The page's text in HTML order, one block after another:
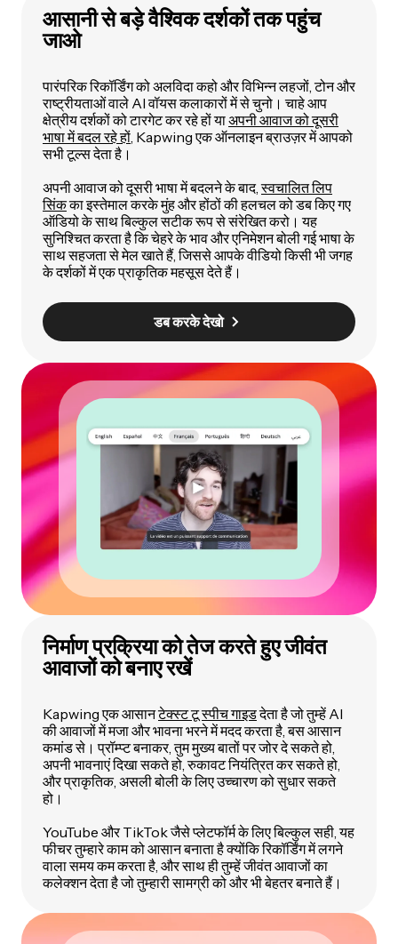
आसानी से बड़े वैश्विक दर्शकों तक पहुंच
जाओ
पारंपरिक रिकॉर्डिंग को अलविदा कहो और विभिन्न लहजों, टोन और
राष्ट्रीयताओं वाले AI वॉयस कलाकारों में से चुनो। चाहे आप
क्षेत्रीय दर्शकों को टारगेट कर रहे हों याअपनी आवाज को दूसरी
भाषा में बदल रहे हों , Kapwing एक ऑनलाइन ब्राउज़र में आपको
सभी टूल्स देता है।
अपनी आवाज को दूसरी भाषा में बदलने के बाद,स्वचालित लिप
सिंकका इस्तेमाल करके मुंह और होंठों की हलचल को डब किए गए
ऑडियो के साथ बिल्कुल सटीक रूप से संरेखित करो। यह
सुनिश्चित करता है कि चेहरे के भाव और एनिमेशन बोली गई भाषा के
साथ सहजता से मेल खाते हैं, जिससे आपके वीडियो किसी भी जगह
के दर्शकों में एक प्राकृतिक महसूस देते हैं।
डब करके देखो
निर्माण प्रक्रिया को तेज करते हुए जीवंत
आवाजों को बनाए रखें
Kapwing एक आसानटेक्स्ट टू स्पीच गाइडदेता है जो तुम्हें AI
की आवाजों में मजा और भावना भरने में मदद करता है, बस आसान
कमांड से। प्रॉम्प्ट बनाकर, तुम मुख्य बातों पर जोर दे सकते हो,
अपनी भावनाएं दिखा सकते हो, रुकावट नियंत्रित कर सकते हो,
और प्राकृतिक, असली बोली के लिए उच्चारण को सुधार सकते
हो।
YouTube और TikTok जैसे प्लेटफॉर्म के लिए बिल्कुल सही, यह
फीचर तुम्हारे काम को आसान बनाता है क्योंकि रिकॉर्डिंग में लगने
वाला समय कम करता है, और साथ ही तुम्हें जीवंत आवाजों का
कलेक्शन देता है जो तुम्हारी सामग्री को और भी बेहतर बनाते हैं।